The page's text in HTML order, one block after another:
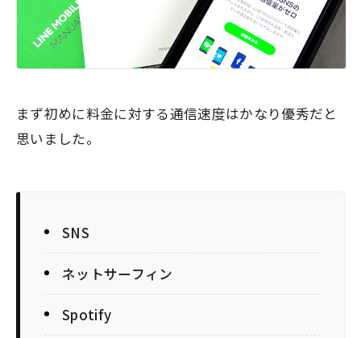
まず初めに料金に対する通信速度はかなり優秀だと
思いました。
SNS
ネットサーフィン
Spotify